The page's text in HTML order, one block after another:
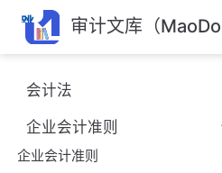
跳
至
主
內
容
审计文库（
会计法
企业会计准则
企业会计准则